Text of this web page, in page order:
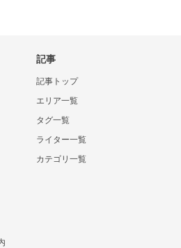
記事
記事トップ
エリア一覧
タグ一覧
ライター一覧
カテゴリ一覧